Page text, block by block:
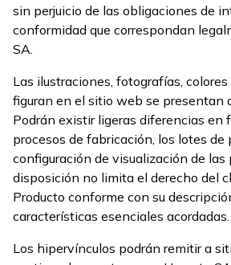
sin perjuicio de las obligaciones de
conformidad que correspondan
SA.
Las ilustraciones, fotografías,
figuran en el sitio web se presentan
Podrán existir ligeras diferencias en
procesos de fabricación, los lotes de
configuración de visualización de las
disposición no limita el derecho del
Producto conforme con su
características esenciales acordadas.
Los hipervínculos podrán remitir a